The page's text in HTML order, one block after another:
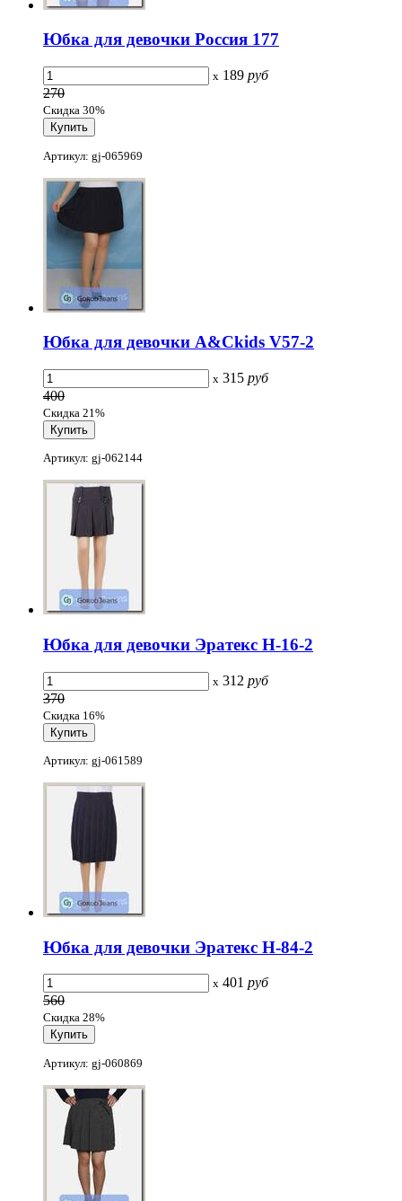
Юбка для девочки Россия 177
x 189 руб
270
Скидка 30%
Артикул: gj-065969
Юбка для девочки A&Ckids V57-2
x 315 руб
400
Скидка 21%
Артикул: gj-062144
Юбка для девочки Эратекс H-16-2
x 312 руб
370
Скидка 16%
Артикул: gj-061589
Юбка для девочки Эратекс H-84-2
x 401 руб
560
Скидка 28%
Артикул: gj-060869